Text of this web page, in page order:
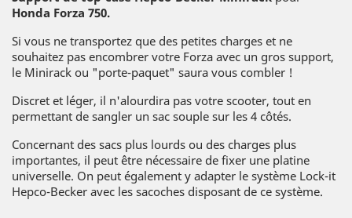
Honda Forza 750.
Si vous ne transportez que des petites charges et ne
souhaitez pas encombrer votre Forza avec un gros support,
le Minirack ou "porte-paquet" saura vous combler !
Discret et léger, il n'alourdira pas votre scooter, tout en
permettant de sangler un sac souple sur les 4 côtés.
Concernant des sacs plus lourds ou des charges plus
importantes, il peut être nécessaire de fixer une platine
universelle. On peut également y adapter le système Lock-it
Hepco-Becker avec les sacoches disposant de ce système.